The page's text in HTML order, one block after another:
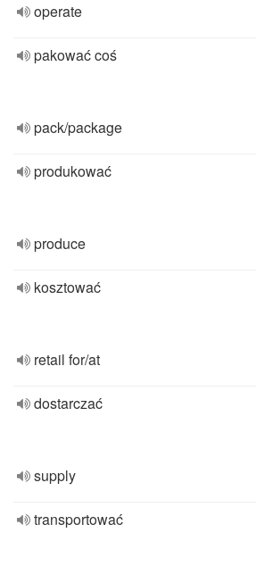
operate
pakować coś
pack/package
produkować
produce
kosztować
retail for/at
dostarczać
supply
transportować